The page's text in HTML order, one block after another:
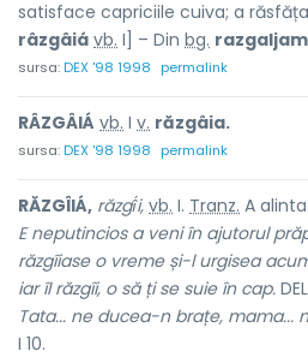
satisface capriciile cuiva; a răsfăța.
râzgâiá vb. I] – Din bg.
sursa:DEX '98 1998 permalink
RÂZGÂIÁ vb. I v. răzgâia.
sursa:DEX '98 1998 permalink
RĂZGÎIÁ, răzgî́i, vb. I. Tranz. A
E neputincios a veni în ajutorul
răzgîiase o vreme și-l urgisea
iar îl răzgîi, o să ți se suie în cap.
Tata... ne ducea-n brațe, mama...
I 10.